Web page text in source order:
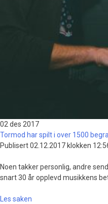
02 des 2017
Tormod har spilt i over 1500
Publisert 02.12.2017 klokken
Noen takker personlig, andre
snart 30 år opplevd musikkens
Les saken